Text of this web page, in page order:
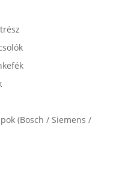
(Bosch / Siemens /